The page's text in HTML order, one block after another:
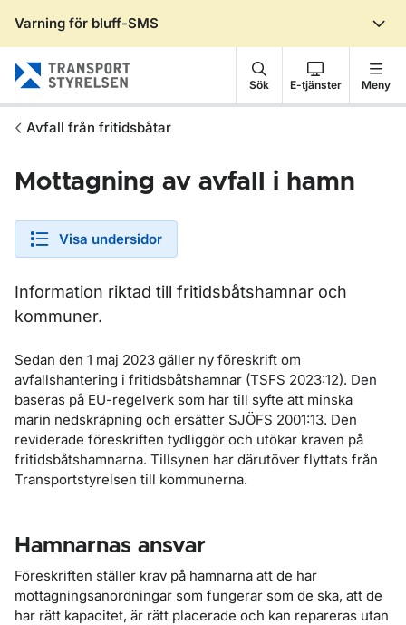
Varning för bluff-SMS
Sök E-tjänster Meny
Avfall från fritidsbåtar
Mottagning av avfall i hamn
Visa undersidor
Information riktad till fritidsbåtshamnar och
kommuner.
Sedan den 1 maj 2023 gäller ny föreskrift om
avfallshantering i fritidsbåtshamnar (TSFS 2023:12). Den
baseras på EU-regelverk som har till syfte att minska
marin nedskräpning och ersätter SJÖFS 2001:13. Den
reviderade föreskriften tydliggör och utökar kraven på
fritidsbåtshamnarna. Tillsynen har därutöver flyttats från
Transportstyrelsen till kommunerna.
Hamnarnas ansvar
Föreskriften ställer krav på hamnarna att de har
mottagningsanordningar som fungerar som de ska, att de
har rätt kapacitet, är rätt placerade och kan repareras utan